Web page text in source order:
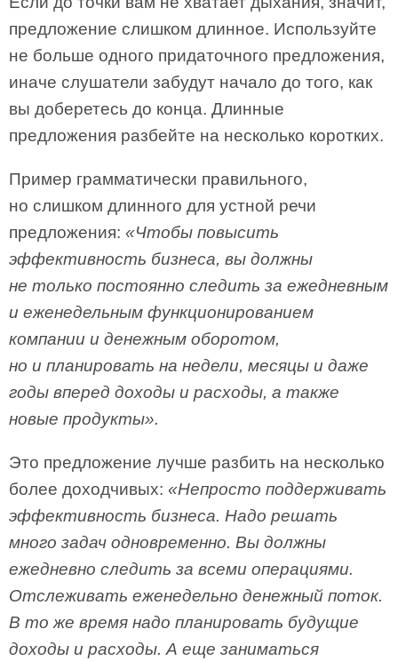
предложение слишком длинное. Используйте
не больше одного придаточного предложения,
иначе слушатели забудут начало до того, как
вы доберетесь до конца. Длинные
предложения разбейте на несколько коротких.
Пример грамматически правильного,
но слишком длинного для устной речи
предложения: «Чтобы повысить
эффективность бизнеса, вы должны
не только постоянно следить за ежедневным
и еженедельным функционированием
компании и денежным оборотом,
но и планировать на недели, месяцы и даже
годы вперед доходы и расходы, а также
новые продукты».
Это предложение лучше разбить на несколько
более доходчивых: «Непросто поддерживать
эффективность бизнеса. Надо решать
много задач одновременно. Вы должны
ежедневно следить за всеми операциями.
Отслеживать еженедельно денежный поток.
В то же время надо планировать будущие
доходы и расходы. А еще заниматься